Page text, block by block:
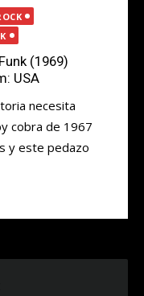
(1969)
USA
necesita
cobra de 1967
y este pedazo